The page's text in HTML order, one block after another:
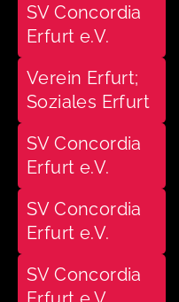
SV Concordia
Erfurt e.V.
Verein Erfurt;
Soziales Erfurt
SV Concordia
Erfurt e.V.
SV Concordia
Erfurt e.V.
SV Concordia